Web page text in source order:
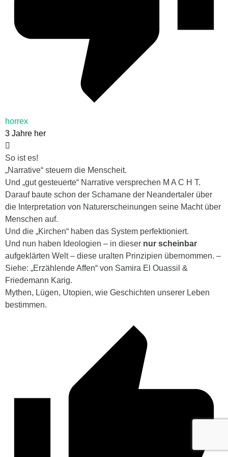
horrex
3 Jahre her
So ist es!
„Narrative“ steuern die Menscheit.
Und „gut gesteuerte“ Narrative versprechen M A C H T.
Darauf baute schon der Schamane der Neandertaler über
die Interpretation von Naturerscheinungen seine Macht über
Menschen auf.
Und die „Kirchen“ haben das System perfektioniert.
Und nun haben Ideologien – in dieser nur scheinbar
aufgeklärten Welt – diese uralten Prinzipien übernommen. –
Siehe: „Erzählende Affen“ von Samira El Ouassil &
Friedemann Karig.
Mythen, Lügen, Utopien, wie Geschichten unserer Leben
bestimmen.